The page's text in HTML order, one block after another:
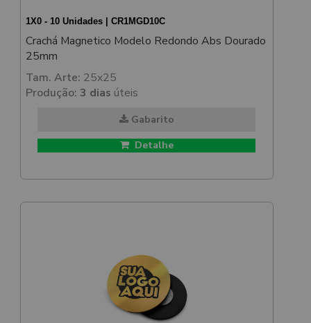
1X0 - 10 Unidades | CR1MGD10C
Crachá Magnetico Modelo Redondo Abs Dourado
25mm
Tam. Arte: 25x25
Produção: 3 dias úteis
Gabarito
Detalhe